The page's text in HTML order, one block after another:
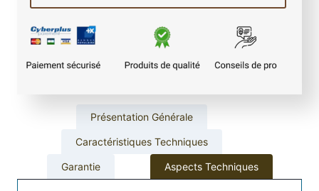
e
É
c
h
n
t
l
o
Présentation Générale
Caractéristiques Techniques
Garantie Aspects Techniques